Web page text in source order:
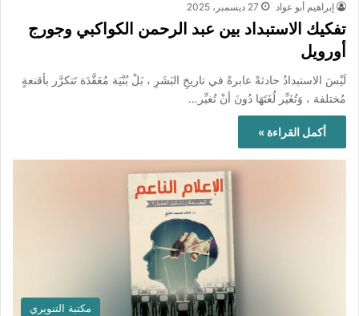
إبراهيم أبو عواد 27 ديسمبر، 2025
تفكيك الاستبداد بين عبد الرحمن الكواكبي وجورج
أورويل
لَيْسَ الاستبدادُ حادثةً عابرةً في تاريخِ البَشَرِ ، بَلْ بُنْيَة مُعَقَّدَة تَتكرَّر بأقنعةٍ
مُختلفة ، وَتُغَيِّر لُغَتَهَا دُونَ أنْ تُغيِّر…
أكمل القراءة »
مكتبة التنويري